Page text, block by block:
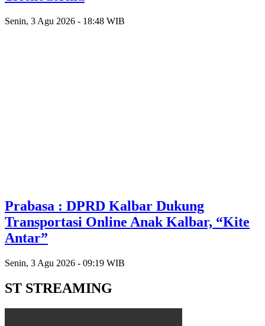
Senin, 3 Agu 2026 - 18:48 WIB
Prabasa : DPRD Kalbar Dukung
Transportasi Online Anak Kalbar, “Kite
Antar”
Senin, 3 Agu 2026 - 09:19 WIB
ST STREAMING